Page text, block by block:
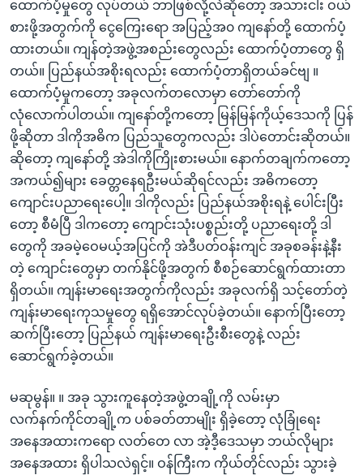
ထောက်ပံ့မှုတွေ လုပ်တယ် ဘာဖြစ်လို့လဲဆိုတော့ အသားငါး ဝယ်
စားဖို့အတွက်ကို ငွေကြေးရော အပြည့်အ၀ ကျနော်တို့ ထောက်ပံ့
ထားတယ်။ ကျန်တဲ့အဖွဲ့အစည်းတွေလည်း ထောက်ပံ့တာတွေ ရှိ
တယ်။ ပြည်နယ်အစိုးရလည်း ထောက်ပံ့တာရှိတယ်ခင်ဗျ ။
ထောက်ပံ့မှုကတော့ အခုလက်တလောမှာ တော်တော်ကို
လုံလောက်ပါတယ်။ ကျနော်တို့ကတော့ မြန်မြန်ကိုယ့်ဒေသကို ပြန်
ဖို့ဆိုတာ ဒါကိုအဓိက ပြည်သူတွေကလည်း ဒါပဲတောင်းဆိုတယ်။
ဆိုတော့ ကျနော်တို့ အဲဒါကိုကြိုးစားမယ်။ နောက်တချက်ကတော့
အကယ်၍များ ခေတ္တနေရဦးမယ်ဆိုရင်လည်း အဓိကတော့
ကျောင်းပညာရေးပေါ့။ ဒါကိုလည်း ပြည်နယ်အစိုးရနဲ့ ပေါင်းပြီး
တော့ စီမံပြီ ဒါကတော့ ကျောင်းသုံးပစ္စည်းတို့ ပညာရေးတို့ ဒါ
တွေကို အခမဲ့ဝေမယ့်အပြင်ကို အဲဒီပတ်ဝန်းကျင် အခုစခန်းနဲ့နီး
တဲ့ ကျောင်းတွေမှာ တက်နိုင်ဖို့အတွက် စီစဉ်ဆောင်ရွက်ထားတာ
ရှိတယ်။ ကျန်းမာရေးအတွက်ကိုလည်း အခုလက်ရှိ သင့်တော်တဲ့
ကျန်းမာရေးကုသမှုတွေ ရရှိအောင်လုပ်ခဲ့တယ်။ နောက်ပြီးတော့
ဆက်ပြီးတော့ ပြည်နယ် ကျန်းမာရေးဦးစီးတွေနဲ့ လည်း
ဆောင်ရွက်ခဲ့တယ်။
မဆုမွန်။ ။ အခု သွားကူနေတဲ့အဖွဲ့တချို့ကို လမ်းမှာ
လက်နက်ကိုင်တချို့က ပစ်ခတ်တာမျိုး ရှိခဲ့တော့ လုံခြုံရေး
အနေအထားကရော လတ်တေ လာ အဲ့ဒီ့ဒေသမှာ ဘယ်လိုများ
အနေအထား ရှိပါသလဲရှင့်။ ဝန်ကြီးက ကိုယ်တိုင်လည်း သွားခဲ့